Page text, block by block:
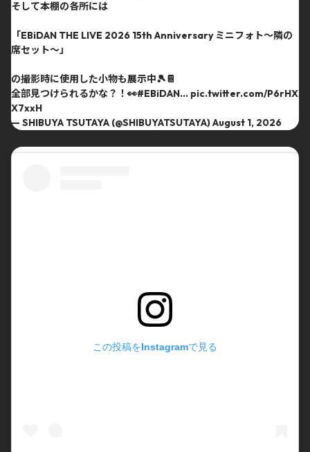
そして本棚の各所には
「EBiDAN THE LIVE 2026 15th Anniversary ミニフォト〜隣の
席セット〜」
の撮影時に使用した小物も展示中🎾📔
全部見つけられるかな？！👀#EBiDAN… pic.twitter.com/P6rHX
X7xxH
— SHIBUYA TSUTAYA (@SHIBUYATSUTAYA)August 1, 2026
この投稿をInstagramで見る